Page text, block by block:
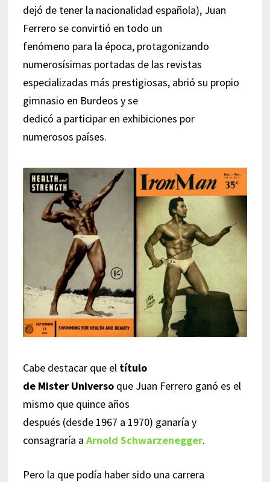
dejó de tener la nacionalidad española), Juan
Ferrero se convirtió en todo un
fenómeno para la época, protagonizando
numerosísimas portadas de las revistas
especializadas más prestigiosas, abrió su propio
gimnasio en Burdeos y se
dedicó a participar en exhibiciones por
numerosos países.
Cabe destacar que el título
de Mister Universoque Juan Ferrero ganó es el
mismo que quince años
después (desde 1967 a 1970) ganaría y
consagraría a Arnold Schwarzenegger.
Pero la que podía haber sido una carrera